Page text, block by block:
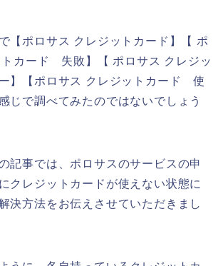
【ポロサス クレジットカード】【 ポ
トカード 失敗】【 ポロサス クレジッ
】【ポロサス クレジットカード 使
じで調べてみたのではないでしょう
記事では、ポロサスのサービスの申
クレジットカードが使えない状態に
決方法をお伝えさせていただきまし